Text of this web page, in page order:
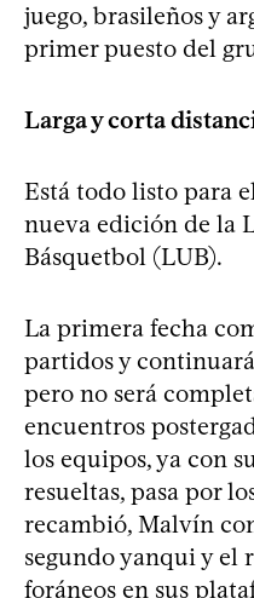
juego, brasileños y
primer puesto del
Larga y corta
Está todo listo para
nueva edición de la
Básquetbol (LUB).
La primera fecha
partidos y
pero no será
encuentros
los equipos, ya con
resueltas, pasa por
recambió, Malvín
segundo yanqui y el
foráneos en sus